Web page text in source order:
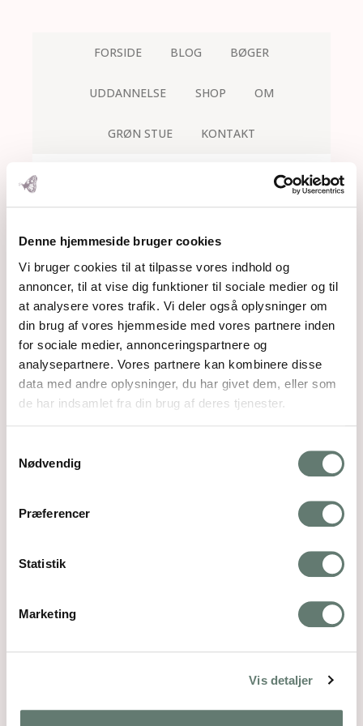
Denne hjemmeside bruger cookies
Vi bruger cookies til at tilpasse vores indhold og
annoncer, til at vise dig funktioner til sociale medier og til
at analysere vores trafik. Vi deler også oplysninger om
din brug af vores hjemmeside med vores partnere inden
for sociale medier, annonceringspartnere og
analysepartnere. Vores partnere kan kombinere disse
data med andre oplysninger, du har givet dem, eller som
de har indsamlet fra din brug af deres tjenester.
Nødvendig
Præferencer
Statistik
Marketing
Vis detaljer
FORSIDE BLOG BØGER
UDDANNELSE SHOP OM
GRØN STUE KONTAKT
Downloads:full (1936x1936)|large (980x980)|